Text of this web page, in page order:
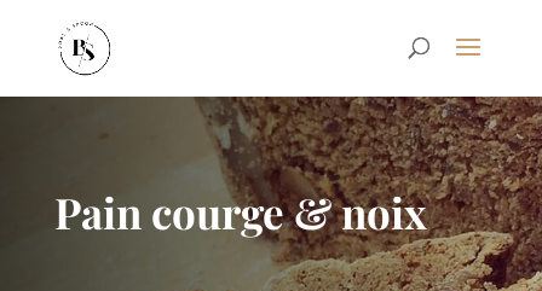
Pain courge & noix